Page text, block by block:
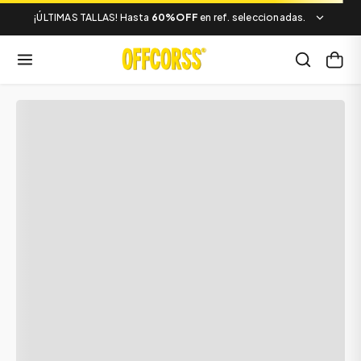
¡ÚLTIMAS TALLAS! Hasta 60%OFF en ref. seleccionadas.